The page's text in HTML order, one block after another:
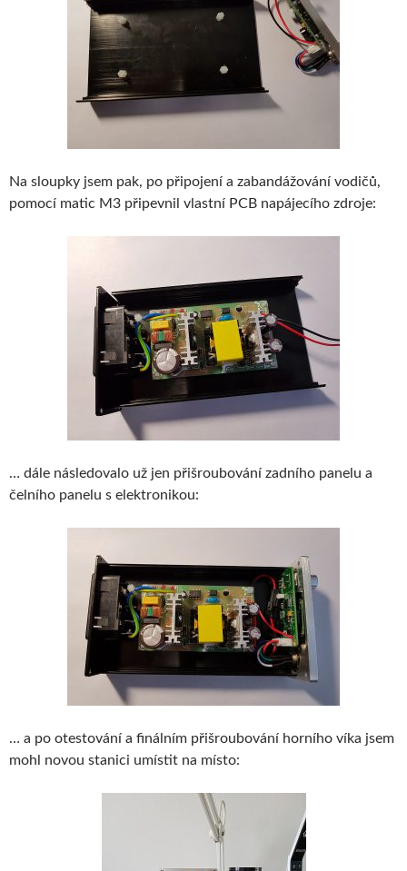
Na sloupky jsem pak, po připojení a zabandážování vodičů,
pomocí matic M3 připevnil vlastní PCB napájecího zdroje:
… dále následovalo už jen přišroubování zadního panelu a
čelního panelu s elektronikou:
… a po otestování a finálním přišroubování horního víka jsem
mohl novou stanici umístit na místo: